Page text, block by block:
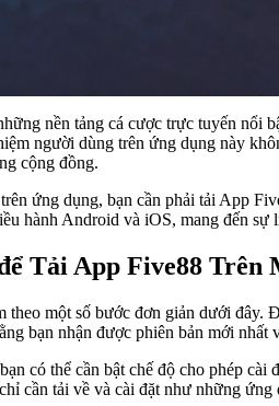
nền tảng cá cược trực tuyến nổi
người dùng trên ứng dụng này
cộng đồng.
ứng dụng, bạn cần phải tải App
hành Android và iOS, mang đến sự
Tải App Five88 Trên
theo một số bước đơn giản dưới
bạn nhận được phiên bản mới nhất
có thể cần bật chế độ cho phép
cần tải về và cài đặt như những